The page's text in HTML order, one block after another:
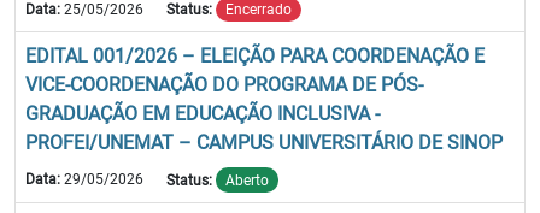
Data: 25/05/2026 Status: Encerrado
EDITAL 001/2026 – ELEIÇÃO PARA COORDENAÇÃO E
VICE-COORDENAÇÃO DO PROGRAMA DE PÓS-
GRADUAÇÃO EM EDUCAÇÃO INCLUSIVA -
PROFEI/UNEMAT – CAMPUS UNIVERSITÁRIO DE SINOP
Data: 29/05/2026 Status: Aberto